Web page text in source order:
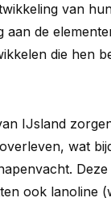
van
aan de
die hen
IJsland
wat
ook lanoline